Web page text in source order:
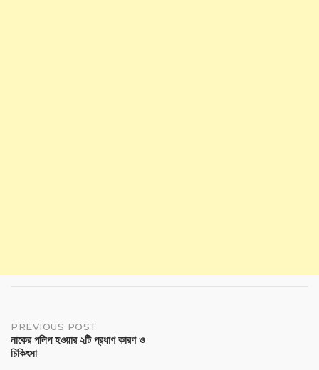
PREVIOUS POST
নাকের পলিপ হওয়ার ২টি প্রধাণ কারণ ও
চিকিৎসা